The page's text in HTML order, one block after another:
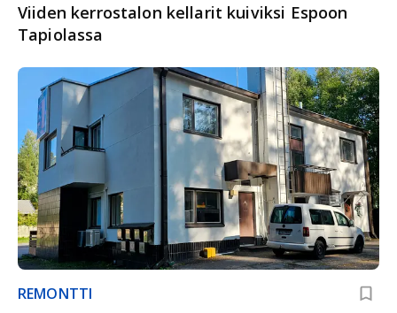
Viiden kerrostalon kellarit kuiviksi Espoon
Tapiolassa
REMONTTI